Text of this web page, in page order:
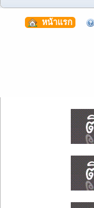
หน้าแรก